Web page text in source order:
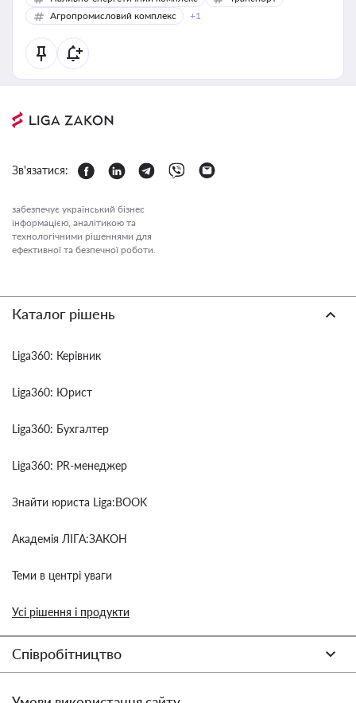
Агропромисловий комплекс
+1
Зв'язатися:
забезпечує український бізнес
інформацією, аналітикою та
технологічними рішеннями для
ефективної та безпечної роботи.
Каталог рішень
Liga360: Керівник
Liga360: Юрист
Liga360: Бухгалтер
Liga360: PR-менеджер
Знайти юриста Liga:BOOK
Академія ЛІГА:ЗАКОН
Теми в центрі уваги
Усі рішення і продукти
Співробітництво